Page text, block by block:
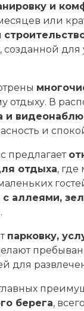
и
или
, созданной для
отдыху. В
и
и
предлагает
отдыха, где
с аллеями,
парковку,
для
берега,